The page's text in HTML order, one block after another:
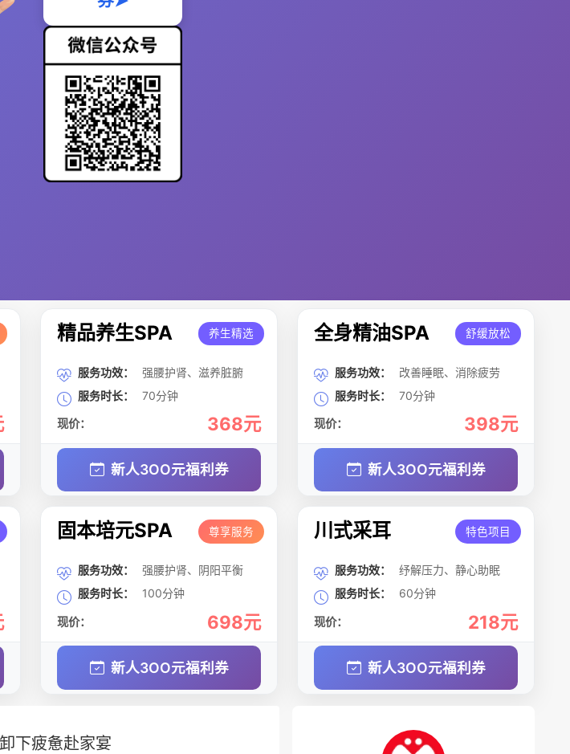
精品养生SPA 养生精选
服务功效：
强腰护肾、滋养脏腑
服务时长：
70分钟
现价： 368元
新人3OO元福利券
全身精油SPA 舒缓放松
服务功效：
改善睡眠、消除疲劳
服务时长：
70分钟
现价： 398元
新人3OO元福利券
固本培元SPA 尊享服务
服务功效：
强腰护肾、阴阳平衡
服务时长：
100分钟
现价： 698元
新人3OO元福利券
川式采耳 特色项目
服务功效：
纾解压力、静心助眠
服务时长：
60分钟
现价： 218元
新人3OO元福利券
下疲惫赴家宴